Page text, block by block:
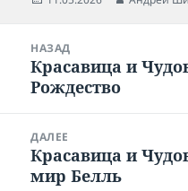
записям
НАЗАД
Предыдущая
запись:
Красавица и
Рождество
ДАЛЕЕ
Следующая
запись:
Красавица и
мир Белль